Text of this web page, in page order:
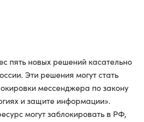
пять новых решений касательно
Эти решения могут стать
мессенджера по закону
и защите информации».
могут заблокировать в РФ,